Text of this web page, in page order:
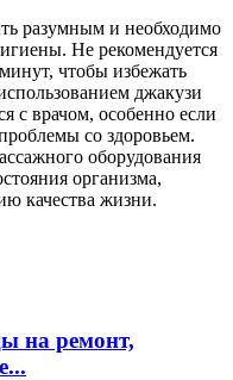
разумным и необходимо
Не рекомендуется
чтобы избежать
джакузи
с врачом, особенно если
со здоровьем.
оборудования
организма,
качества жизни.
на ремонт,